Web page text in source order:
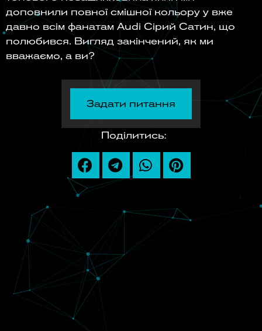
доповнили повної смішної кольору у вже
давно всім фанатам Audi Сірий Сатин, що
полюбився. Вигляд закінчений, як ми
вважаємо, а ви?
Задати питання
Поділитись: